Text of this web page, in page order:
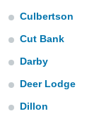
y
de
disponible
Culbertson
Cut Bank
Darby
Deer Lodge
Dillon